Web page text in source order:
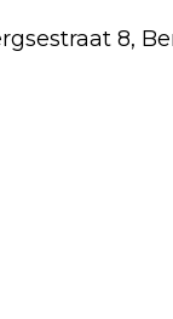
8,